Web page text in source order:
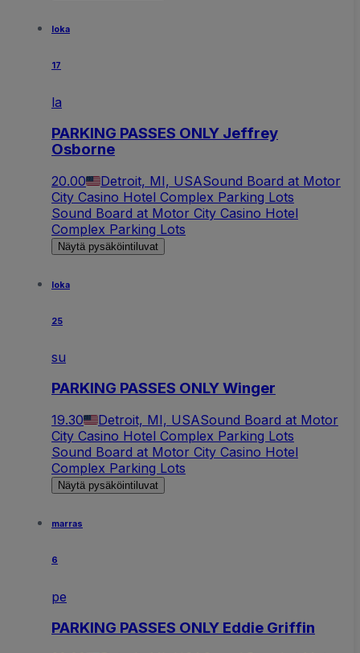
loka
17
la
PARKING PASSES ONLY Jeffrey
Osborne
20.00 Detroit, MI, USASound Board at Motor
City Casino Hotel Complex Parking Lots
Sound Board at Motor City Casino Hotel
Complex Parking Lots
Näytä pysäköintiluvat
loka
25
su
PARKING PASSES ONLY Winger
19.30 Detroit, MI, USASound Board at Motor
City Casino Hotel Complex Parking Lots
Sound Board at Motor City Casino Hotel
Complex Parking Lots
Näytä pysäköintiluvat
marras
6
pe
PARKING PASSES ONLY Eddie Griffin